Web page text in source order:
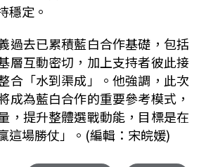
穩定。
過去已累積藍白合作基礎，包括
層互動密切，加上支持者彼此接
合「水到渠成」。他強調，此次
成為藍白合作的重要參考模式，
，提升整體選戰動能，目標是在
這場勝仗」。(編輯：宋皖媛)